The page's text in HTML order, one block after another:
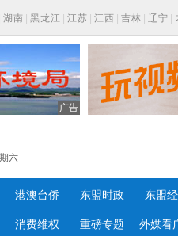
湖南 黑龙江 江苏 江西 吉林 辽宁
广告
六
港澳台侨 东盟时政 东盟
消费维权 重磅专题 外媒看